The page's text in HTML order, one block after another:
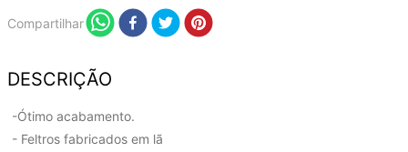
Compartilhar
DESCRIÇÃO
-Ótimo acabamento.
- Feltros fabricados em lã